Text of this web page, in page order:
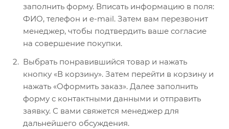
заполнить форму. Вписать информацию в поля:
ФИО, телефон и e-mail. Затем вам перезвонит
менеджер, чтобы подтвердить ваше согласие
на совершение покупки.
Выбрать понравившийся товар и нажать
кнопку «В корзину». Затем перейти в корзину и
нажать «Оформить заказ». Далее заполнить
форму с контактными данными и отправить
заявку. С вами свяжется менеджер для
дальнейшего обсуждения.